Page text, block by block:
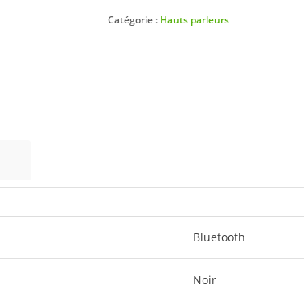
Catégorie : Hauts parleurs
Bluetooth
Noir